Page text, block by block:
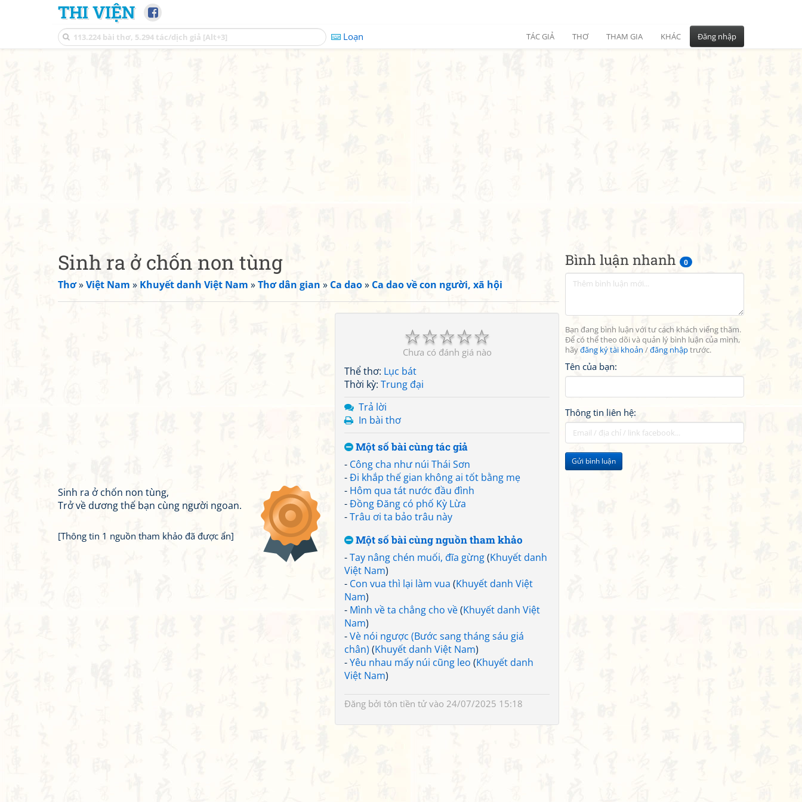
THI VIỆN
Loạn TÁC GIẢ THƠ THAM GIA KHÁC Đăng nhập
Bình luận nhanh 0
Bạn đang bình luận với tư cách khách viếng thăm.
Để có thể theo dõi và quản lý bình luận của mình,
hãyđăng ký tài khoản /đăng nhậptrước.
Tên của bạn:
Thông tin liên hệ:
Gửi bình luận
Sinh ra ở chốn non tùng
Thơ»Việt Nam » Khuyết danh Việt Nam »Thơ dân gian » Ca dao» Ca dao về con người, xã hội
☆
☆
☆
☆
☆
Chưa có đánh giá nào
Thể thơ: Lục bát
Thời kỳ: Trung đại
Trả lời
In bài thơ
Một số bài cùng tác giả
- Công cha như núi Thái Sơn
-Đi khắp thế gian không ai tốt bằng mẹ
- Hôm qua tát nước đầu đình
-Đồng Đăng có phố Kỳ Lừa
-Trâu ơi ta bảo trâu này
Một số bài cùng nguồn tham khảo
-Tay nâng chén muối, đĩa gừng(Khuyết danh
Việt Nam)
- Con vua thì lại làm vua (Khuyết danh Việt
Nam)
- Mình về ta chẳng cho về(Khuyết danh Việt
Nam)
-Vè nói ngược (Bước sang tháng sáu giá
chân) (Khuyết danh Việt Nam)
-Yêu nhau mấy núi cũng leo (Khuyết danh
Việt Nam)
Đăng bởi tôn tiền tửvào 24/07/2025 15:18
Sinh ra ở chốn non tùng,
Trở về dương thế bạn cùng người ngoan.
[Thông tin 1 nguồn tham khảo đã được ẩn]